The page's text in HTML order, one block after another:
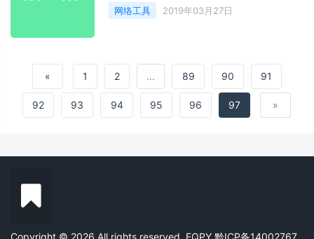
网络工具 2019年03月27日
« 1 2 ... 89 90 91
92 93 94 95 96 97 »
Copyright © 2026 All rights reserved. FQPY 黔ICP备14002767